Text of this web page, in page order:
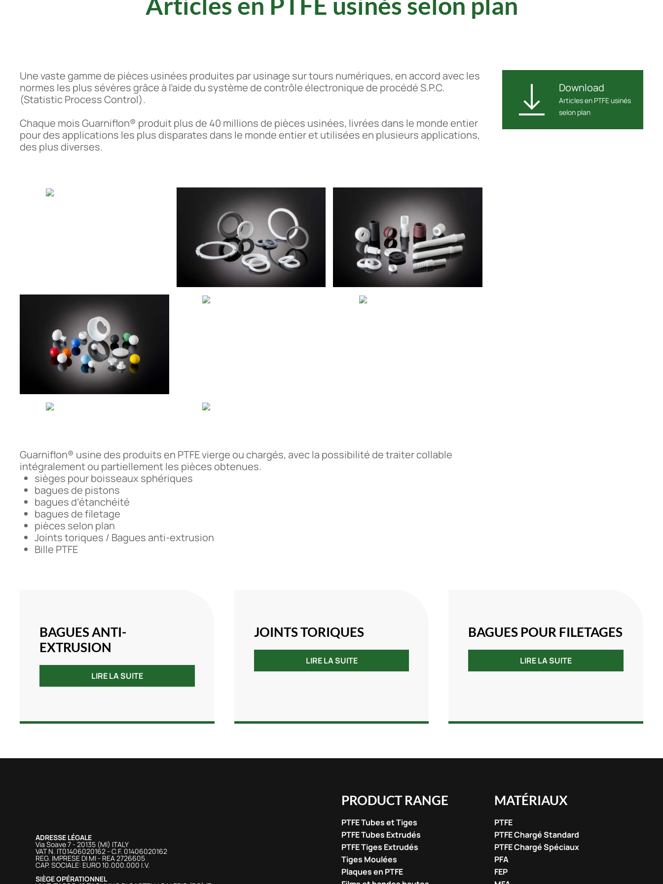
Une vaste gamme de pièces usinées produites par usinage sur tours numériques, en accord avec les
normes les plus sévères grâce à l’aide du système de contrôle électronique de procédé S.P.C.
(Statistic Process Control).
Chaque mois Guarniflon® produit plus de 40 millions de pièces usinées, livrées dans le monde entier
pour des applications les plus disparates dans le monde entier et utilisées en plusieurs applications,
des plus diverses.
Guarniflon® usine des produits en PTFE vierge ou chargés, avec la possibilité de traiter collable
intégralement ou partiellement les pièces obtenues.
sièges pour boisseaux sphériques
bagues de pistons
bagues d’étanchéité
bagues de filetage
pièces selon plan
Joints toriques / Bagues anti-extrusion
Bille PTFE
Download
Articles en PTFE usinés
selon plan
BAGUES ANTI-
EXTRUSION
LIRE LA SUITE
JOINTS TORIQUES
LIRE LA SUITE
BAGUES POUR FILETAGES
LIRE LA SUITE
ADRESSE LÉGALE
Via Soave 7 - 20135 (MI) ITALY
VAT N. IT01406020162 - C.F. 01406020162
REG. IMPRESE DI MI - REA 2726605
CAP. SOCIALE: EURO 10.000.000 I.V.
SIÈGE OPÉRATIONNEL
PRODUCT RANGE
PTFE Tubes et Tiges
PTFE Tubes Extrudés
PTFE Tiges Extrudés
Tiges Moulées
Plaques en PTFE
MATÉRIAUX
PTFE
PTFE Chargé Standard
PTFE Chargé Spéciaux
PFA
FEP